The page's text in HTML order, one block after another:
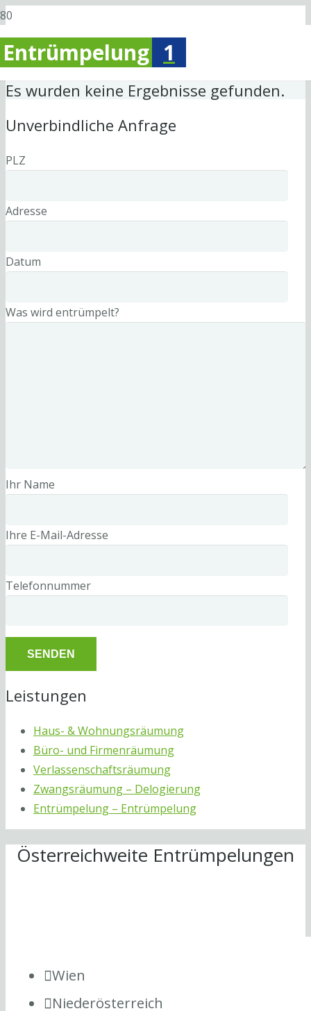
Entrümpelung 1
Es wurden keine Ergebnisse gefunden.
Unverbindliche Anfrage
PLZ
Adresse
Datum
Was wird entrümpelt?
Ihr Name
Ihre E-Mail-Adresse
Telefonnummer
Leistungen
Haus- & Wohnungsräumung
Büro- und Firmenräumung
Verlassenschaftsräumung
Zwangsräumung – Delogierung
Entrümpelung – Entrümpelung
Österreichweite Entrümpelungen
Wien
Niederösterreich